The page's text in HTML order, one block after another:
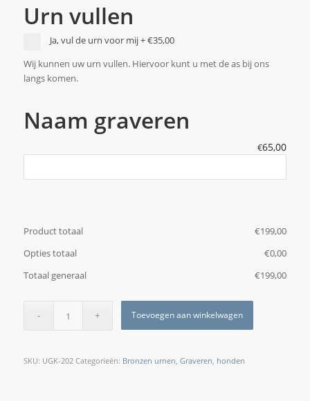
Urn vullen
Ja, vul de urn voor mij+€35,00
Wij kunnen uw urn vullen. Hiervoor kunt u met de as bij ons
langs komen.
Naam graveren
€65,00
Product totaal €‎199,00
Opties totaal
€‎0,00
Totaal generaal
€‎199,00
Toevoegen aan winkelwagen
SKU: UGK-202 Categorieën: Bronzen urnen, Graveren, honden